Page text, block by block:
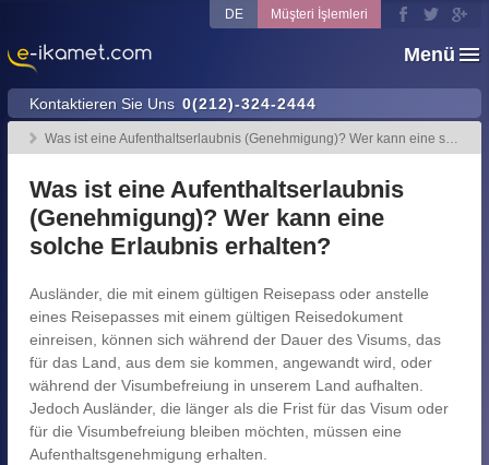
Menü
Kontaktieren Sie Uns 0(212)-324-2444
DE Müşteri İşlemleri
Was ist eine Aufenthaltserlaubnis (Genehmigung)? Wer kann eine solc...
Was ist eine Aufenthaltserlaubnis
(Genehmigung)? Wer kann eine
solche Erlaubnis erhalten?
Ausländer, die mit einem gültigen Reisepass oder anstelle
eines Reisepasses mit einem gültigen Reisedokument
einreisen, können sich während der Dauer des Visums, das
für das Land, aus dem sie kommen, angewandt wird, oder
während der Visumbefreiung in unserem Land aufhalten.
Jedoch Ausländer, die länger als die Frist für das Visum oder
für die Visumbefreiung bleiben möchten, müssen eine
Aufenthaltsgenehmigung erhalten.